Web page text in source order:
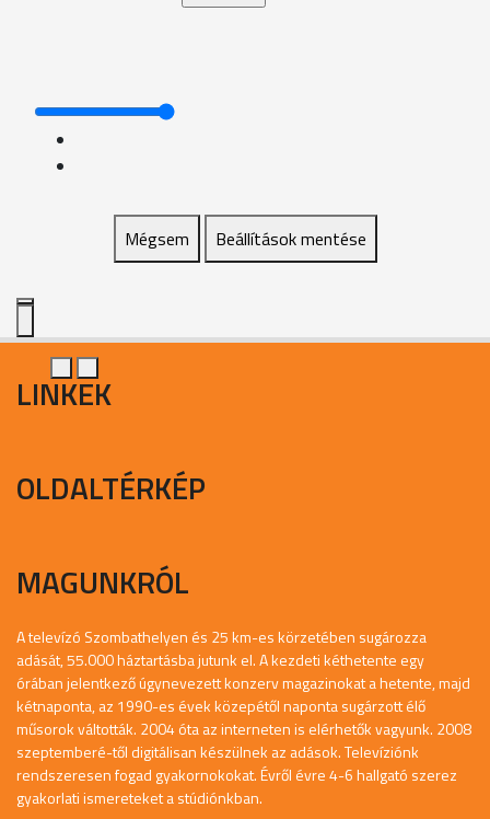
Mégsem Beállítások mentése
LINKEK
OLDALTÉRKÉP
MAGUNKRÓL
A televízó Szombathelyen és 25 km-es körzetében sugározza
adását, 55.000 háztartásba jutunk el. A kezdeti kéthetente egy
órában jelentkező úgynevezett konzerv magazinokat a hetente, majd
kétnaponta, az 1990-es évek közepétől naponta sugárzott élő
műsorok váltották. 2004 óta az interneten is elérhetők vagyunk. 2008
szeptemberé-től digitálisan készülnek az adások. Televíziónk
rendszeresen fogad gyakornokokat. Évről évre 4-6 hallgató szerez
gyakorlati ismereteket a stúdiónkban.